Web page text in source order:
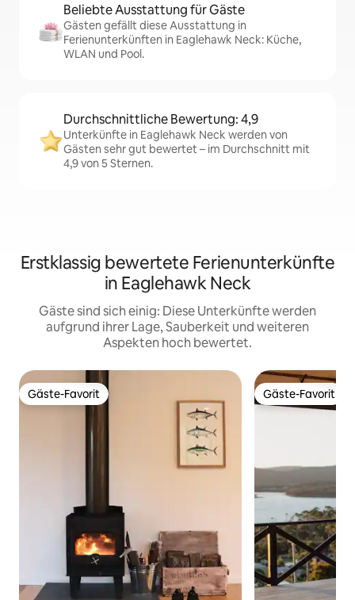
Beliebte Ausstattung für Gäste
Gästen gefällt diese Ausstattung in
Ferienunterkünften in Eaglehawk Neck: Küche,
WLAN und Pool.
Durchschnittliche Bewertung: 4,9
Unterkünfte in Eaglehawk Neck werden von
Gästen sehr gut bewertet – im Durchschnitt mit
4,9 von 5 Sternen.
Erstklassig bewertete Ferienunterkünfte
in Eaglehawk Neck
Gäste sind sich einig: Diese Unterkünfte werden
aufgrund ihrer Lage, Sauberkeit und weiteren
Aspekten hoch bewertet.
Gäste-Favorit
Gäste-Favorit Gäste-Favorit
Gäste-Favorit